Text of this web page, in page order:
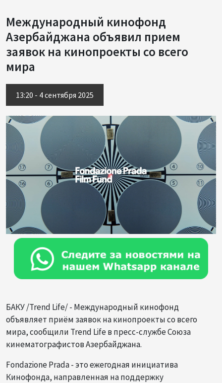
Международный кинофонд
Азербайджана объявил прием
заявок на кинопроекты со всего
мира
13:20 - 4 сентября 2025
БАКУ /Trend Life/ - Международный кинофонд
объявляет приём заявок на кинопроекты со всего
мира, сообщили Trend Life в пресс-службе Союза
кинематографистов Азербайджана.
Fondazione Prada - это ежегодная инициатива
Кинофонда, направленная на поддержку